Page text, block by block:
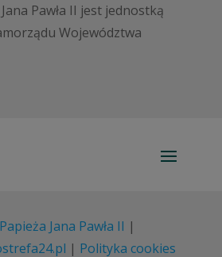
Pawła II jest jednostką
Województwa
Jana Pawła II |
| Polityka cookies